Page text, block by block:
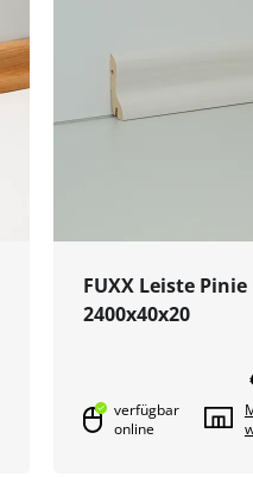
FUXX Leiste
2400x40x20
verfügbar
online